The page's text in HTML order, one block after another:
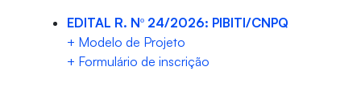
EDITAL R. Nº 24/2026: PIBITI/CNPQ
+ Modelo de Projeto
+ Formulário de inscrição